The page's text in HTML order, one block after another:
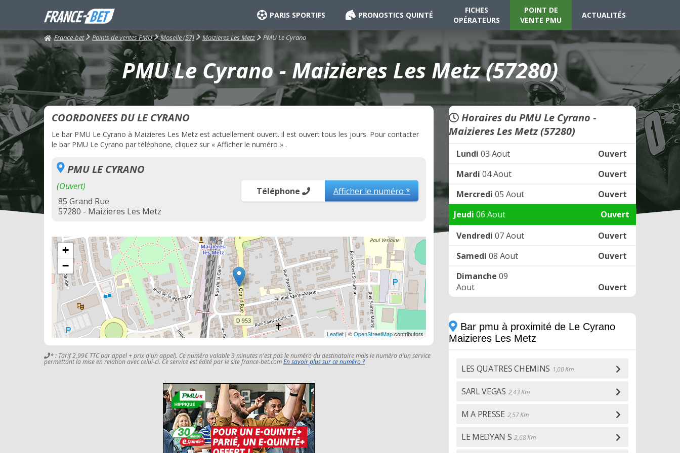
PARIS SPORTIFS PRONOSTICS QUINTÉ
FICHES
OPÉRATEURS
POINT DE
VENTE PMU
ACTUALITÉS
France-bet Points de ventes PMU Moselle (57) Maizieres Les Metz PMU Le Cyrano
PMU Le Cyrano - Maizieres Les Metz (57280)
COORDONEES DU LE CYRANO
Le bar PMU Le Cyrano à Maizieres Les Metz est actuellement ouvert. il est ouvert tous les jours. Pour contacter
le bar PMU Le Cyrano par téléphone, cliquez sur « Afficher le numéro » .
PMU LE CYRANO
(Ouvert)
85 Grand Rue
57280 - Maizieres Les Metz
Téléphone Afficher le numéro *
+
−
Leaflet | ©OpenStreetMapcontributors
* : Tarif 2,99€ TTC par appel + prix d'un appel). Ce numéro valable 3 minutes n'est pas le numéro du destinataire mais le numéro d'un service
permettant la mise en relation avec celui-ci. Ce service est édité par le site france-bet.comEn savoir plus sur ce numéro ?
Horaires du PMU Le Cyrano -
Maizieres Les Metz (57280)
Lundi 03 Aout
Ouvert
Mardi 04 Aout
Ouvert
Mercredi 05 Aout
Ouvert
Jeudi 06 Aout
Ouvert
Vendredi 07 Aout
Ouvert
Samedi 08 Aout
Ouvert
Dimanche 09
Aout
Ouvert
Bar pmu à proximité de Le Cyrano
Maizieres Les Metz
LES QUATRES CHEMINS 1,00 Km
SARL VEGAS 2,43 Km
M A PRESSE 2,57 Km
LE MEDYAN S 2,68 Km